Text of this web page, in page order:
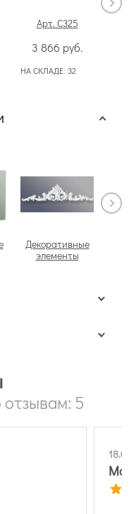
Арт. C325
3 866 руб.
НА СКЛАДЕ: 32
Декоративные
элементы
5